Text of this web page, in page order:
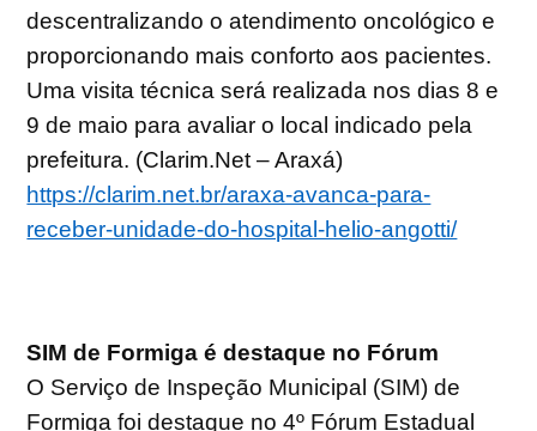
descentralizando o atendimento oncológico e
proporcionando mais conforto aos pacientes.
Uma visita técnica será realizada nos dias 8 e
9 de maio para avaliar o local indicado pela
prefeitura. (Clarim.Net – Araxá)
https://clarim.net.br/araxa-avanca-para-
receber-unidade-do-hospital-helio-angotti/
SIM de Formiga é destaque no Fórum
O Serviço de Inspeção Municipal (SIM) de
Formiga foi destaque no 4º Fórum Estadual